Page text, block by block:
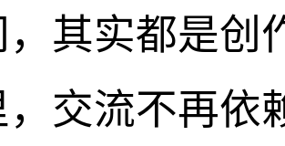
，其实都是创
，交流不再依